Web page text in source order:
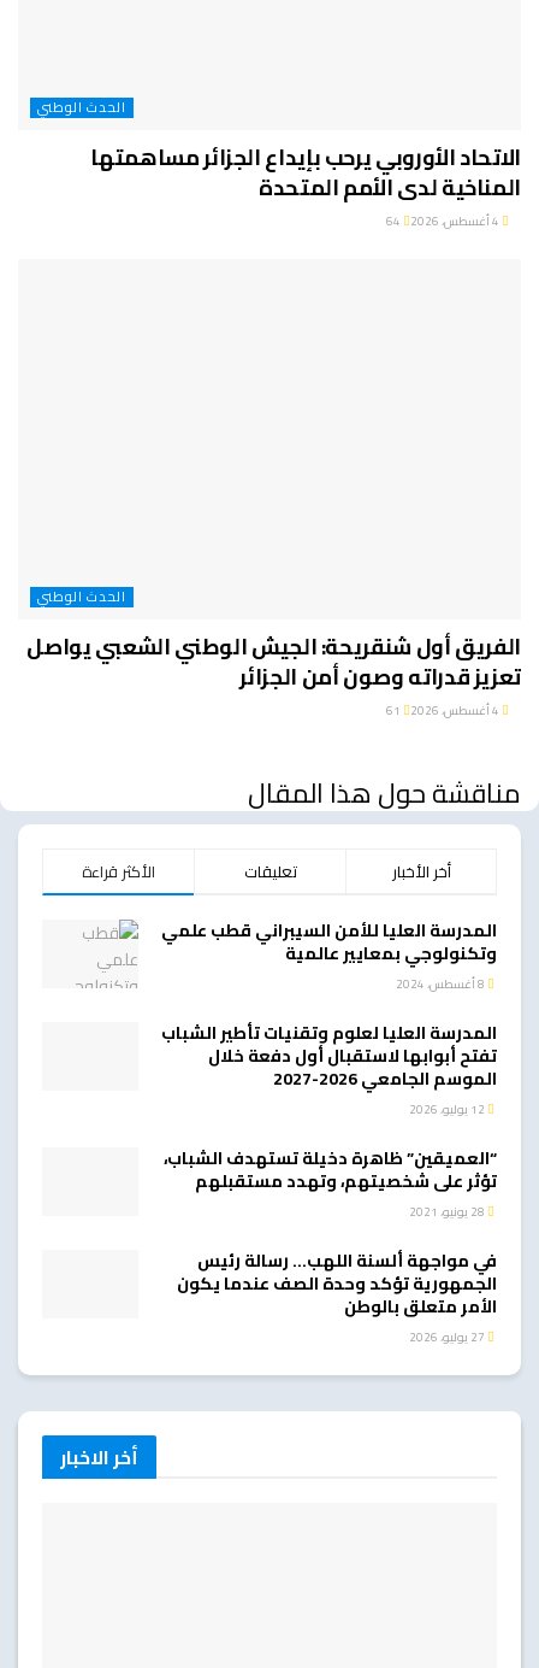
الحدث الوطني
الاتحاد الأوروبي يرحب بإيداع الجزائر مساهمتها
المناخية لدى الأمم المتحدة
الحدث الوطني
الفريق أول شنقريحة: الجيش الوطني الشعبي يواصل
تعزيز قدراته وصون أمن الجزائر
مناقشة حول هذا المقال
الأكثر قراءة تعليقات أخر الأخبار
المدرسة العليا للأمن السيبراني قطب علمي
وتكنولوجي بمعايير عالمية
المدرسة العليا لعلوم وتقنيات تأطير الشباب
تفتح أبوابها لاستقبال أول دفعة خلال
الموسم الجامعي 2026-2027
“العميقين” ظاهرة دخيلة تستهدف الشباب،
تؤثر على شخصيتهم، وتهدد مستقبلهم
في مواجهة ألسنة اللهب… رسالة رئيس
الجمهورية تؤكد وحدة الصف عندما يكون
الأمر متعلق بالوطن
أخر الاخبار